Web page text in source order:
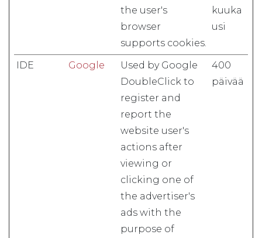
the user's
browser
supports cookies.
kuuka
usi
IDE Google
Used by Google
DoubleClick to
register and
report the
website user's
actions after
viewing or
clicking one of
the advertiser's
ads with the
purpose of
400
päivää